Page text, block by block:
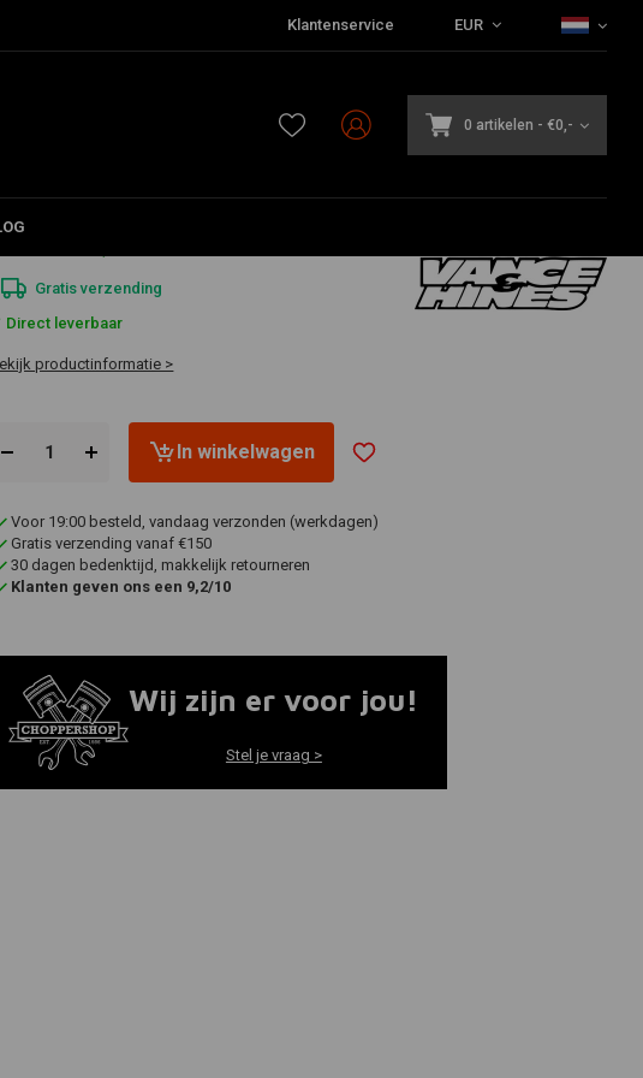
Klantenservice EUR
0 artikelen - €0,-
Gratis verzending
Direct leverbaar
productinformatie >
In winkelwagen
Voor 19:00 besteld, vandaag verzonden (werkdagen)
Gratis verzending vanaf €150
30 dagen bedenktijd, makkelijk retourneren
Klanten geven ons een 9,2/10
Wij zijn er voor jou!
Stel je vraag >